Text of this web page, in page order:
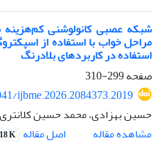
شبکه عصبی کانولوشنی کم‌هزینه
استفاده در کاربردهای بلادرنگ
صفحه299-310
ijbme.2026.2084373.2019
حسین بهزادی، محمد حسین
مشاهده مقاله
اصل مقاله K